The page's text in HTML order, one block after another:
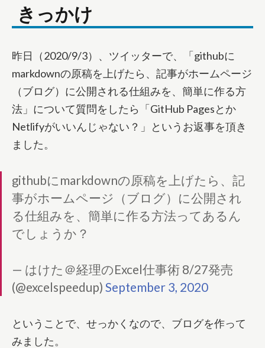
きっかけ
昨日（2020/9/3）、ツイッターで、「githubに
markdownの原稿を上げたら、記事がホームページ
（ブログ）に公開される仕組みを、簡単に作る方
法」について質問をしたら「GitHub Pagesとか
Netlifyがいいんじゃない？」というお返事を頂き
ました。
githubにmarkdownの原稿を上げたら、記
事がホームページ（ブログ）に公開され
る仕組みを、簡単に作る方法ってあるん
でしょうか？
— はけた＠経理のExcel仕事術 8/27発売
(@excelspeedup) September 3, 2020
ということで、せっかくなので、ブログを作って
みました。